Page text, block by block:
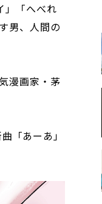
」「へべれ
男、人間の
漫画家・茅
「あーあ」